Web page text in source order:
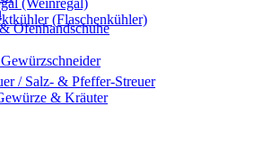
(Weinregal)
(Flaschenkühler)
Ofenhandschuhe
/ Salz- & Pfeffer-Streuer
& Kräuter